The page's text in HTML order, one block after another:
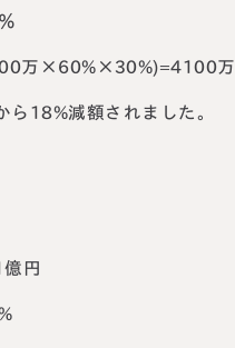
万×60%×30%)=4100万
ら18%減額されました。
円